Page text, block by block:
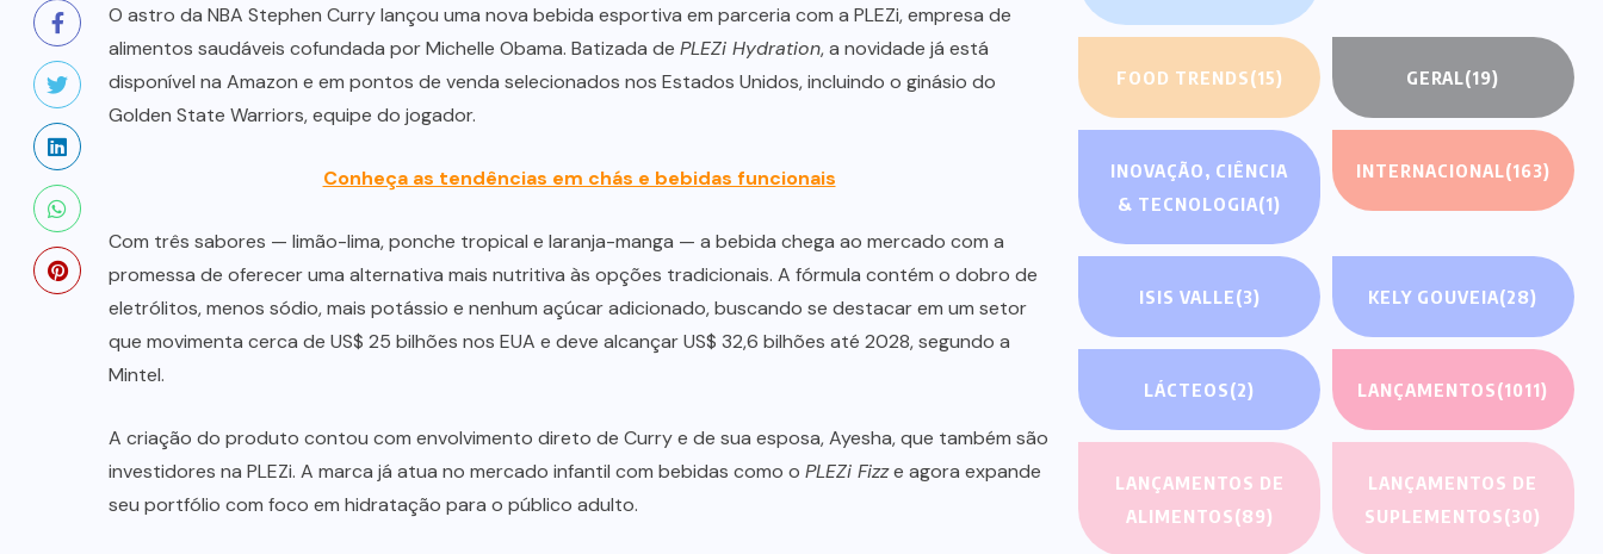
O astro da NBA Stephen Curry lançou uma nova bebida esportiva em parceria com a PLEZi, empresa de
alimentos saudáveis cofundada por Michelle Obama. Batizada de PLEZi Hydration, a novidade já está
disponível na Amazon e em pontos de venda selecionados nos Estados Unidos, incluindo o ginásio do
Golden State Warriors, equipe do jogador.
Conheça as tendências em chás e bebidas funcionais
Com três sabores — limão-lima, ponche tropical e laranja-manga — a bebida chega ao mercado com a
promessa de oferecer uma alternativa mais nutritiva às opções tradicionais. A fórmula contém o dobro de
eletrólitos, menos sódio, mais potássio e nenhum açúcar adicionado, buscando se destacar em um setor
que movimenta cerca de US$ 25 bilhões nos EUA e deve alcançar US$ 32,6 bilhões até 2028, segundo a
Mintel.
A criação do produto contou com envolvimento direto de Curry e de sua esposa, Ayesha, que também são
investidores na PLEZi. A marca já atua no mercado infantil com bebidas como o PLEZi Fizze agora expande
seu portfólio com foco em hidratação para o público adulto.
FOOD TRENDS(15) GERAL(19)
INOVAÇÃO, CIÊNCIA
& TECNOLOGIA(1)
INTERNACIONAL(163)
ISIS VALLE(3) KELY GOUVEIA(28)
LÁCTEOS(2) LANÇAMENTOS(1011)
LANÇAMENTOS DE
ALIMENTOS(89)
LANÇAMENTOS DE
SUPLEMENTOS(30)